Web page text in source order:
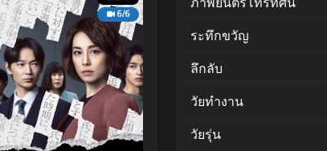
6/6
ระทึกขวัญ
ลึกลับ
วัยทำงาน
วัยรุ่น